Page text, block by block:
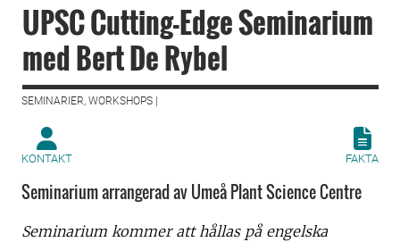
UPSC Cutting-Edge Seminarium
med Bert De Rybel
SEMINARIER, WORKSHOPS |
KONTAKT FAKTA
Seminarium arrangerad av Umeå Plant Science Centre
Seminarium kommer att hållas på engelska